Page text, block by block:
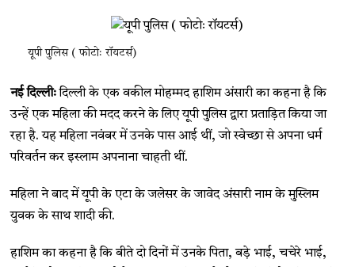
यूपी पुलिस ( फोटोः रॉयटर्स)
नई दिल्लीःदिल्ली के एक वकील मोहम्मद हाशिम अंसारी का कहना है कि
उन्हें एक महिला की मदद करने के लिए यूपी पुलिस द्वारा प्रताड़ित किया जा
रहा है. यह महिला नवंबर में उनके पास आई थीं, जो स्वेच्छा से अपना धर्म
परिवर्तन कर इस्लाम अपनाना चाहती थीं.
महिला ने बाद में यूपी के एटा के जलेसर के जावेद अंसारी नाम के मुस्लिम
युवक के साथ शादी की.
हाशिम का कहना है कि बीते दो दिनों में उनके पिता, बडे़ भाई, चचेरे भाई,